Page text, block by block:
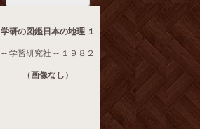
学研の図鑑日本の地理 １
-- 学習研究社 -- １９８２
（画像なし）